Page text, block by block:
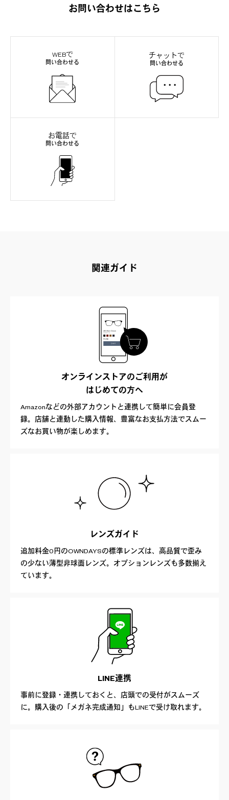
お問い合わせはこちら
WEBで
問い合わせる
チャットで
問い合わせる
お電話で
問い合わせる
関連ガイド
オンラインストアのご利用が
はじめての方へ
Amazonなどの外部アカウントと連携して簡単に会員登
録。店舗と連動した購入情報、豊富なお支払方法でスムー
ズなお買い物が楽しめます。
レンズガイド
追加料金0円のOWNDAYSの標準レンズは、高品質で歪み
の少ない薄型非球面レンズ。オプションレンズも多数揃え
ています。
LINE連携
事前に登録・連携しておくと、店頭での受付がスムーズ
に。購入後の「メガネ完成通知」もLINEで受け取れます。